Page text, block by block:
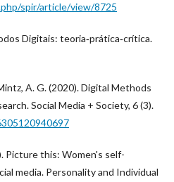
spir/article/view/8725
Digitais: teoria‐prática‐crítica.
A. G. (2020). Digital Methods
Social Media + Society, 6 (3).
Picture this: Women's self-
media. Personality and Individual